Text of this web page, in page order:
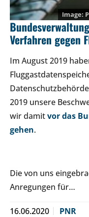
Verfahren gegen
Im August 2019
2019 unsere
wir damitvor das
gehen.
Die von uns
Anregungen für…
16.06.2020 PNR